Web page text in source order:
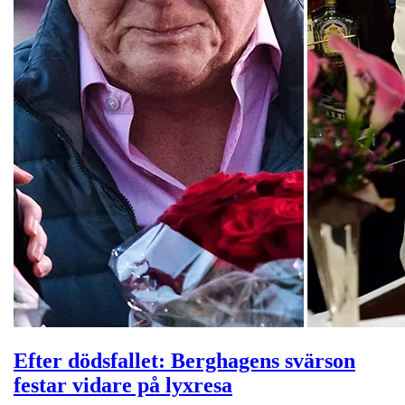
Efter dödsfallet: Berghagens svärson
festar vidare på lyxresa